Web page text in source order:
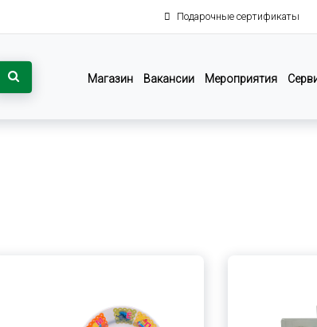
Подарочные сертификаты
Магазин
Вакансии Мероприятия